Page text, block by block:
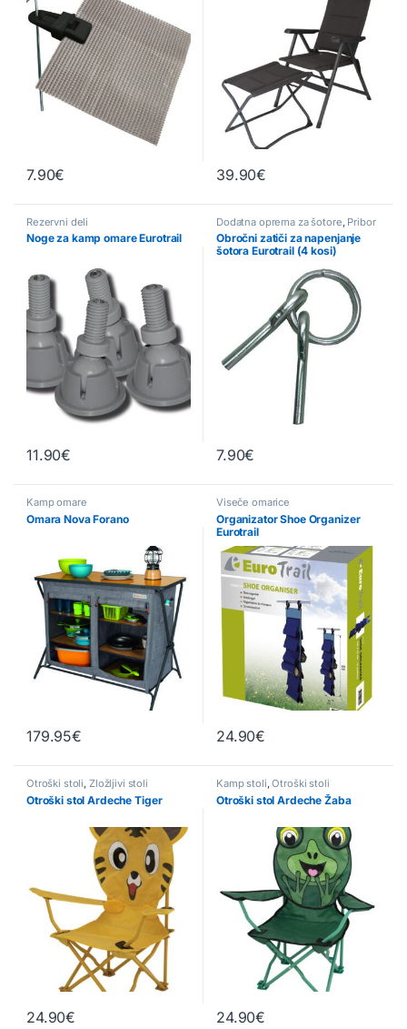
7.90€ 39.90€
Rezervni deli
Noge za kamp omare Eurotrail
11.90€
Dodatna oprema za šotore, Pribor
Obročni zatiči za napenjanje
šotora Eurotrail (4 kosi)
7.90€
Kamp omare
Omara Nova Forano
179.95€
Viseče omarice
Organizator Shoe Organizer
Eurotrail
24.90€
Otroški stoli, Zložljivi stoli
Otroški stol Ardeche Tiger
24.90€
Kamp stoli,Otroški stoli
Otroški stol Ardeche Žaba
24.90€